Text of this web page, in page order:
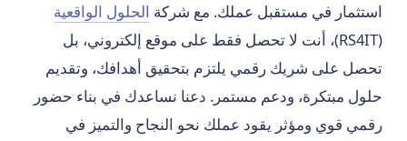
استثمار في مستقبل عملك. مع شركة الحلول الواقعية
(RS4IT)، أنت لا تحصل فقط على موقع إلكتروني، بل
تحصل على شريك رقمي يلتزم بتحقيق أهدافك، وتقديم
حلول مبتكرة، ودعم مستمر. دعنا نساعدك في بناء حضور
رقمي قوي ومؤثر يقود عملك نحو النجاح والتميز في